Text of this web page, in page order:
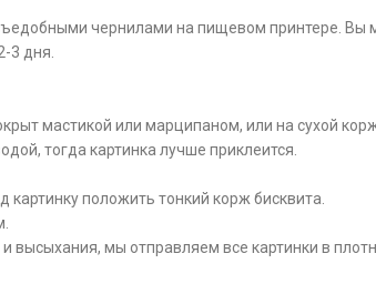
чернилами на пищевом принтере. Вы
3 дня.
мастикой или марципаном, или на сухой
тогда картинка лучше приклеится.
положить тонкий корж бисквита.
мы отправляем все картинки в